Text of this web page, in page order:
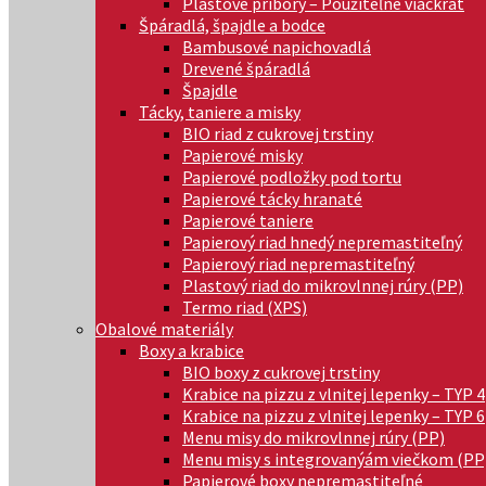
Špáradlá, špajdle a bodce
Bambusové napichovadlá
Drevené špáradlá
Špajdle
Tácky, taniere a misky
BIO riad z cukrovej trstiny
Papierové misky
Papierové podložky pod tortu
Papierové tácky hranaté
Papierové taniere
Papierový riad hnedý nepremastiteľný
Papierový riad nepremastiteľný
Plastový riad do mikrovlnnej rúry (PP)
Termo riad (XPS)
Obalové materiály
Boxy a krabice
BIO boxy z cukrovej trstiny
Krabice na pizzu z vlnitej lepenky – TYP 4
Krabice na pizzu z vlnitej lepenky – TYP 6
Menu misy do mikrovlnnej rúry (PP)
Menu misy s integrovanýám viečkom
Papierové boxy nepremastiteľné